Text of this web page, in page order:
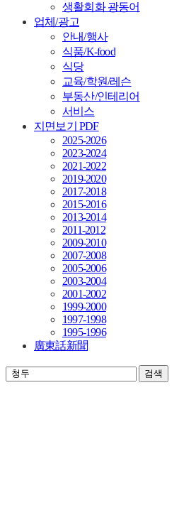
생활회화 광동어
업체/광고
안내/행사
식품/K-food
식당
교육/학원/레슨
부동산/인테리어
서비스
지면보기 PDF
2025-2026
2023-2024
2021-2022
2019-2020
2017-2018
2015-2016
2013-2014
2011-2012
2009-2010
2007-2008
2005-2006
2003-2004
2001-2002
1999-2000
1997-1998
1995-1996
廣東話新聞
검색